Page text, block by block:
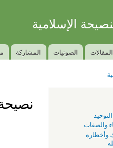
الإسلامية
المقالات الصوتيات المشاركة
والصفات
وأخطاره